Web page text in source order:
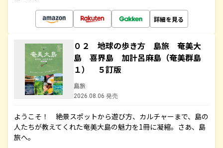
詳細を見る
０２ 地球の歩き方 島旅 奄美大
島 喜界島 加計呂麻島（奄美群島
１） ５訂版
島旅
2026.08.06 発売
ようこそ！ 絶景スポットから遊び方、カルチャーまで、島の
人たちが教えてくれた奄美大島の魅力を1冊に凝縮。さあ、島
旅へ。